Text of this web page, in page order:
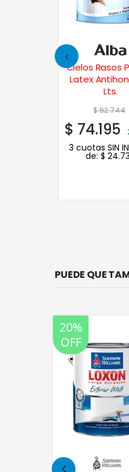
Cielos Rasos
Latex
Lts.
$92.744
$ 74.195
3 cuotas SIN
de:$
PUEDE QUE
20%
OFF